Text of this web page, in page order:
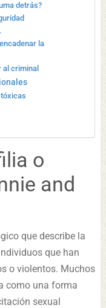
detrás?
la
al criminal
o
and
que describe la
que han
o violentos. Muchos
como una forma
sexual